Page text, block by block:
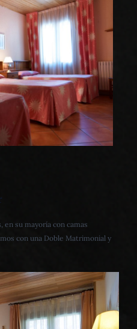
en su mayoría con camas
con una Doble Matrimonial y